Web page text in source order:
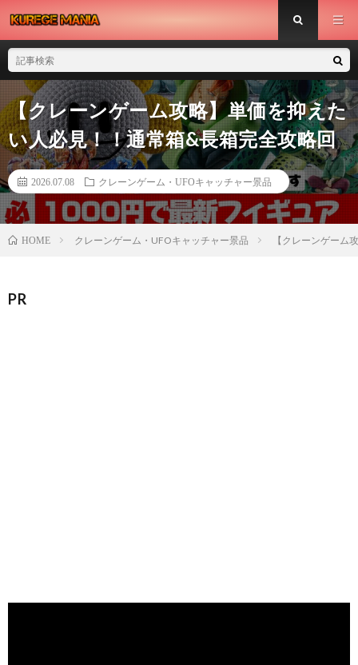
【クレーンゲーム攻略】単価を抑えた
い人必見！！通常箱&長箱完全攻略回
2026.07.08 クレーンゲーム・UFOキャッチャー景品
HOME クレーンゲーム・UFOキャッチャー景品 【クレーンゲーム
PR